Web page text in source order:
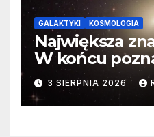
GALAKTYKI KOSMOLOGIA
Największa
W końcu
faktyczne
3 SIERPNIA 2026